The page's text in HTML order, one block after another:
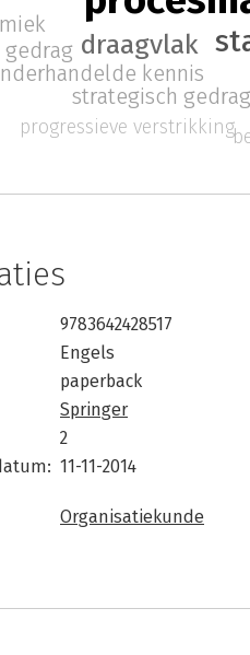
draagvlak
strategisch gedrag
kennis
progressieve verstrikking
9783642428517
Engels
paperback
Springer
2
11-11-2014
Organisatiekunde